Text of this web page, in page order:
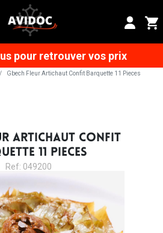
pour retrouver vos prix
Gbech Fleur Artichaut Confit Barquette 11 Pieces
ARTICHAUT CONFIT
11 PIECES
Ref: 049200